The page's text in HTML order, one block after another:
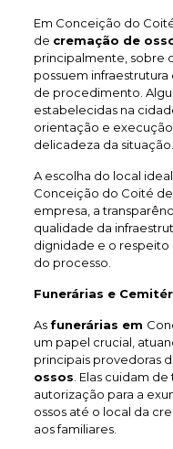
Em Conceição do
de cremação de
principalmente, sobre
possuem
de procedimento.
estabelecidas na
orientação e
delicadeza da situação.
A escolha do local
Conceição do Coité
empresa, a
qualidade da
dignidade e o respeito
do processo.
Funerárias e
As funerárias em
um papel crucial,
principais provedoras
ossos . Elas cuidam
autorização para a
ossos até o local da
aos familiares.